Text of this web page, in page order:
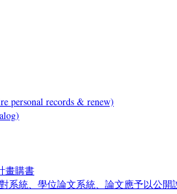
personal records & renew)
畫購書
系統、學位論文系統、論文應予以公開